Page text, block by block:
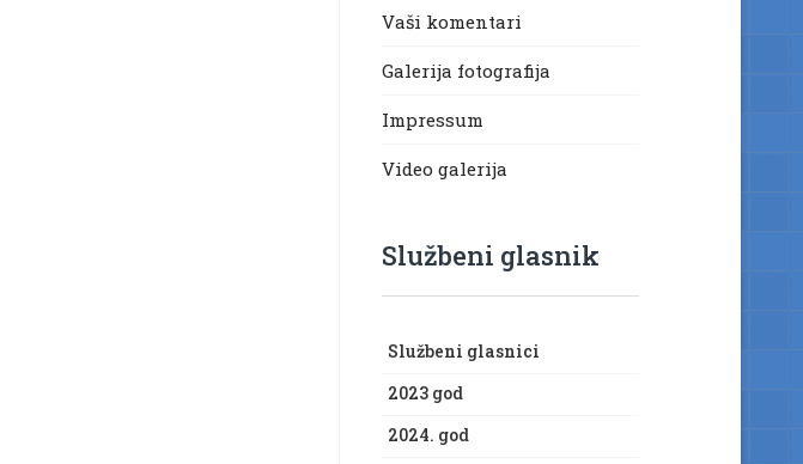
Vaši komentari
Galerija fotografija
Impressum
Video galerija
Službeni glasnik
Službeni glasnici
2023 god
2024. god